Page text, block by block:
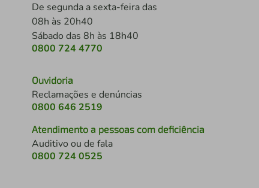
De segunda a sexta-feira das
08h às 20h40
Sábado das 8h às 18h40
0800 724 4770
Ouvidoria
Reclamações e denúncias
0800 646 2519
Atendimento a pessoas com deficiência
Auditivo ou de fala
0800 724 0525